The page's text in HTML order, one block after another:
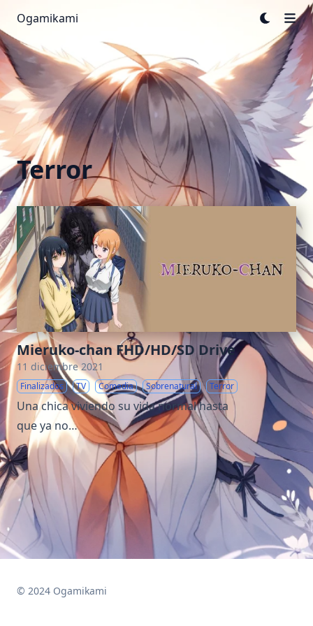
Ogamikami
Terror
Mieruko-chan FHD/HD/SD Drive
11 diciembre 2021
Finalizados TV Comedia Sobrenatural Terror
Una chica viviendo su vida normal hasta
que ya no…
© 2024 Ogamikami